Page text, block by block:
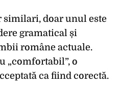
similari, doar unul este
gramatical și
române actuale.
„comfortabil”, o
ca fiind corectă.